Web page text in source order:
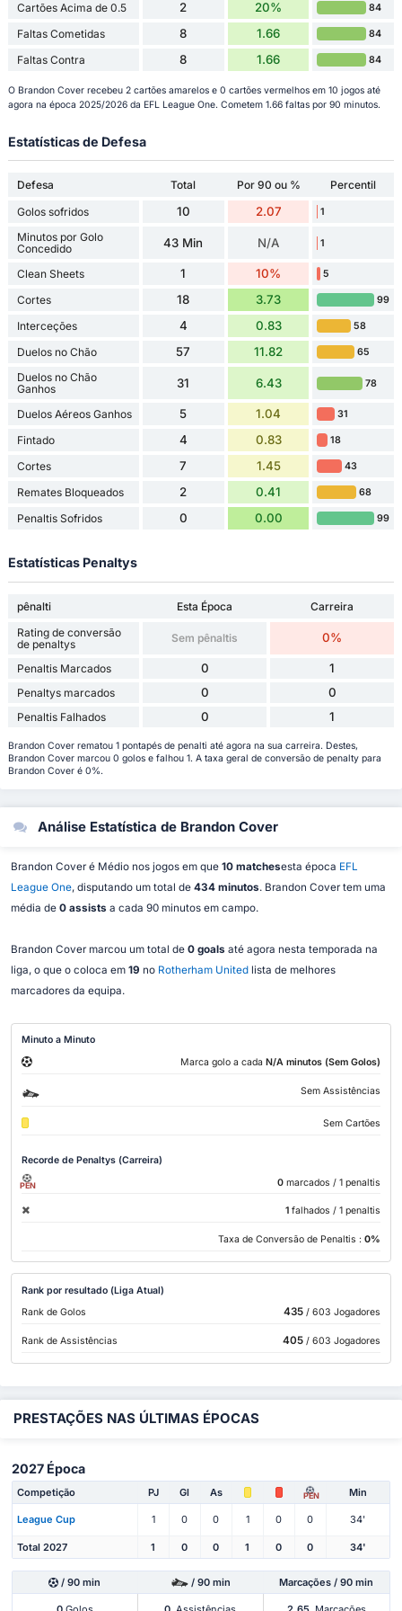
Cartões Acima de 0.5 2 20% 84
Faltas Cometidas 8 1.66 84
Faltas Contra 8 1.66 84
O Brandon Cover recebeu 2 cartões amarelos e 0 cartões vermelhos em 10 jogos até
agora na época 2025/2026 da EFL League One. Cometem 1.66 faltas por 90 minutos.
Estatísticas de Defesa
Defesa Total Por 90 ou %
Percentil
Golos sofridos
10 2.07 1
Minutos por Golo
Concedido
43 Min N/A 1
Clean Sheets 1 10% 5
Cortes 18 3.73 99
Interceções 4 0.83 58
Duelos no Chão 57 11.82 65
Duelos no Chão
Ganhos
31 6.43 78
Duelos Aéreos Ganhos 5 1.04 31
Fintado 4 0.83 18
Cortes 7 1.45 43
Remates Bloqueados 2 0.41 68
Penaltis Sofridos 0 0.00 99
Estatísticas Penaltys
pênalti Esta Época
Carreira
Rating de conversão
de penaltys
Sem pênaltis 0%
Penaltis Marcados 0 1
Penaltys marcados 0 0
Penaltis Falhados 0 1
Brandon Cover rematou 1 pontapés de penalti até agora na sua carreira. Destes,
Brandon Cover marcou 0 golos e falhou 1. A taxa geral de conversão de penalty para
Brandon Cover é 0%.
Análise Estatística de Brandon Cover
Brandon Cover é Médio nos jogos em que 10 matchesesta época EFL
League One, disputando um total de 434 minutos. Brandon Cover tem uma
média de 0 assists a cada 90 minutos em campo.
Brandon Cover marcou um total de 0 goals até agora nesta temporada na
liga, o que o coloca em 19 no Rotherham Unitedlista de melhores
marcadores da equipa.
Minuto a Minuto
Marca golo a cada N/A minutos (Sem Golos)
Sem Assistências
Sem Cartões
Recorde de Penaltys (Carreira)
PEN 0 marcados / 1 penaltis
1 falhados / 1 penaltis
Taxa de Conversão de Penaltis : 0%
Rank por resultado (Liga Atual)
Rank de Golos
435/ 603 Jogadores
Rank de Assistências 405/ 603 Jogadores
PRESTAÇÕES NAS ÚLTIMAS ÉPOCAS
2027 Época
Competição PJ Gl As PEN Min
League Cup 1 0 0 1 0 0 34'
Total 2027 1 0 0 1 0 0 34'
/ 90 min / 90 min Marcações / 90 min